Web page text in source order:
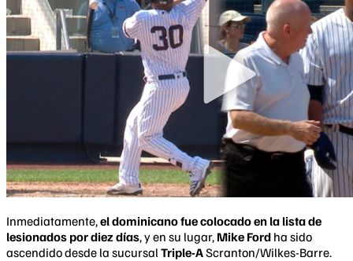
Inmediatamente,el dominicano fue colocado en la lista de
lesionados por diez días, y en su lugar, Mike Ford ha sido
ascendido desde la sucursal Triple-AScranton/Wilkes-Barre.